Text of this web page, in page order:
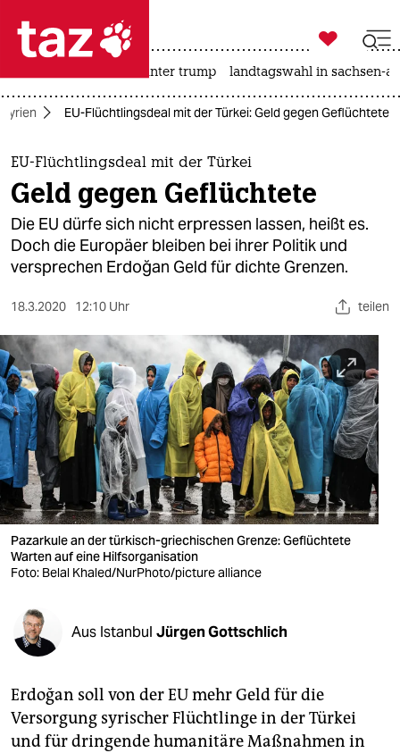
 taz zahl ich
taz zahl ich
themen
politik
öko
gesellschaft
sport
berlin
nord
wahrheit
verlag
verlag
shop
fragen & hilfe
unterstützen
abo

taz zahl ich
usa unter trump landtagswahl in sachsen-
Syrien EU-Flüchtlingsdeal mit der Türkei: Geld gegen Geflüchtete
EU-Flüchtlingsdeal mit der Türkei
Geld gegen Geflüchtete
Die EU dürfe sich nicht erpressen lassen, heißt es.
Doch die Europäer bleiben bei ihrer Politik und
versprechen Erdoğan Geld für dichte Grenzen.
18.3.2020 12:10 Uhr teilen
Pazarkule an der türkisch-griechischen Grenze: Geflüchtete
Warten auf eine Hilfsorganisation
Foto: Belal Khaled/NurPhoto/picture alliance
Aus Istanbul Jürgen Gottschlich
Erdoğan soll von der EU mehr Geld für die
Versorgung syrischer Flüchtlinge in der Türkei
und für dringende humanitäre Maßnahmen in